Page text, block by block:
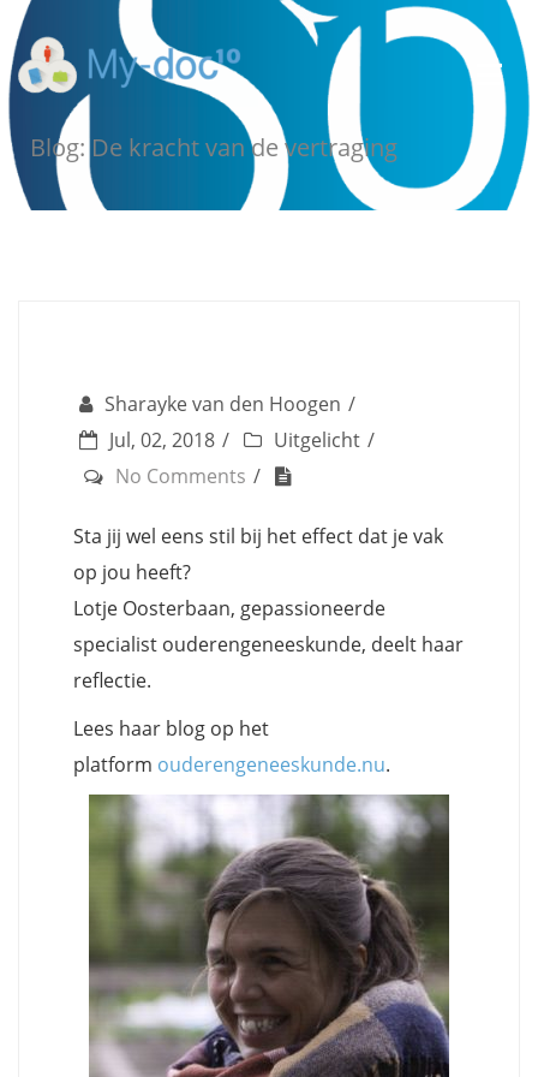
Blog: De kracht van de vertraging
Sharayke van den Hoogen
Jul, 02, 2018
Uitgelicht
No Comments
Sta jij wel eens stil bij het effect dat je vak
op jou heeft?
Lotje Oosterbaan, gepassioneerde
specialist ouderengeneeskunde, deelt haar
reflectie.
Lees haar blog op het
platform ouderengeneeskunde.nu.